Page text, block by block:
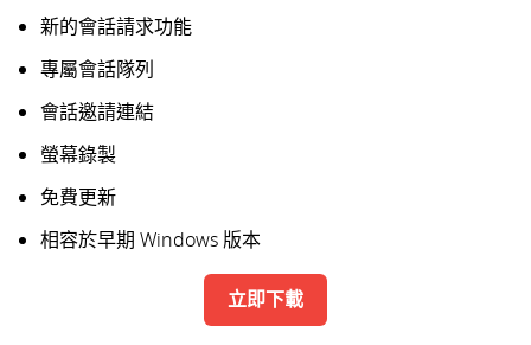
新的會話請求功能
專屬會話隊列
會話邀請連結
螢幕錄製
免費更新
相容於早期 Windows 版本
立即下載